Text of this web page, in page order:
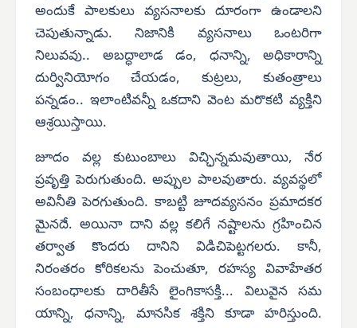
అందుకే పాలకులు వ్యసనాలకు దూరంగా ఉండాలని
చెపుతున్నాడు. నిజానికి వ్యసనాలు ఒంటరిగా
నిలువవు.. అబద్ధాలాడ డం, ధనాన్ని, అధికారాన్ని
దుర్వినియోగం చేయడం, కుట్రలు, కుతంత్రాలు
పన్నడం.. ఇలాంటివన్నీ ఒకదాని వెంట మరొకటి వ్యక్తిని
ఆశ్రయిస్తాయి.
జూదం వల్ల కుటుంబాలు విచ్ఛిన్నమవుతాయి, నేర
ప్రవృత్తి పెరుగుతుంది. అప్పుల పాలవుతారు. వ్యవస్థలో
అవినీతి పెరగుతుంది. కాబట్టి జూదవ్యసనం ప్రమాదకర
మైనదే. అయినా దాని వల్ల కలిగే నష్టాలను గ్రహించిన
తర్వాత కొందరు దానిని విడిచిపెట్టగలరు. కానీ,
నిరంతరం కోరికలను పెంచుతూ, రహస్య వివాహేతర
సంబంధాలకు దారితీసే లైంగికాసక్తి... విలువైన సమ
యాన్ని, ధనాన్ని, మానసిక శక్తిని కూడా హరిస్తుంది.